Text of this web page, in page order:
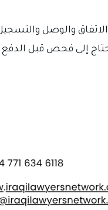
والوصل
إلى فحص قبل الدفع